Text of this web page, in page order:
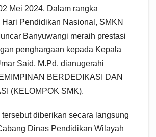
Mei 2024, Dalam rangka
Hari Pendidikan Nasional, SMKN
Banyuwangi meraih prestasi
penghargaan kepada Kepala
Said, M.Pd. dianugerahi
BERDEDIKASI DAN
(KELOMPOK SMK).
diberikan secara langsung
Dinas Pendidikan Wilayah